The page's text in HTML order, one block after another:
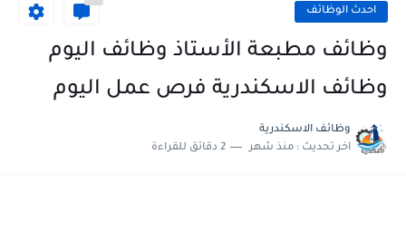
احدث الوظائف
وظائف مطبعة الأستاذ وظائف اليوم
وظائف الاسكندرية فرص عمل اليوم
وظائف الاسكندرية
اخر تحديث : منذ شهر 2 دقائق للقراءة